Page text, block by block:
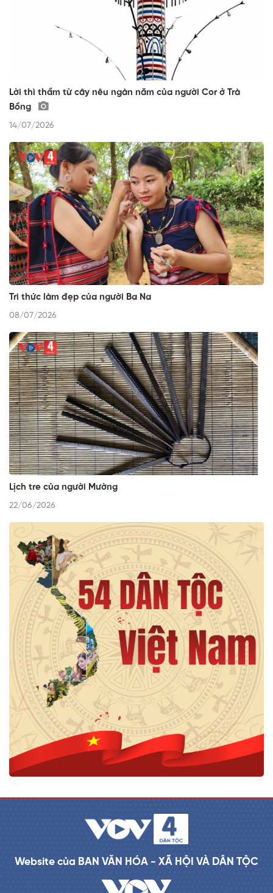
Lời thì thầm từ cây nêu ngàn năm của người Cor ở Trà
Bồng
14/07/2026
Tri thức làm đẹp của người Ba Na
08/07/2026
Lịch tre của người Mường
22/06/2026
Website của BAN VĂN HÓA - XÃ HỘI VÀ DÂN TỘC